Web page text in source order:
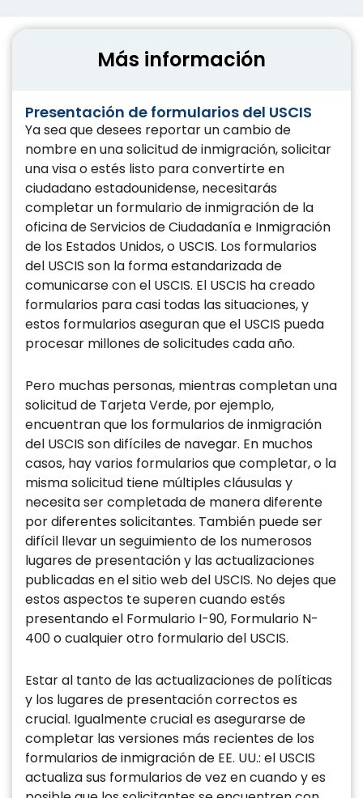
Más información
Presentación de formularios del USCIS
Ya sea que desees reportar un cambio de
nombre en una solicitud de inmigración, solicitar
una visa o estés listo para convertirte en
ciudadano estadounidense, necesitarás
completar un formulario de inmigración de la
oficina de Servicios de Ciudadanía e Inmigración
de los Estados Unidos, o USCIS. Los formularios
del USCIS son la forma estandarizada de
comunicarse con el USCIS. El USCIS ha creado
formularios para casi todas las situaciones, y
estos formularios aseguran que el USCIS pueda
procesar millones de solicitudes cada año.
Pero muchas personas, mientras completan una
solicitud de Tarjeta Verde, por ejemplo,
encuentran que los formularios de inmigración
del USCIS son difíciles de navegar. En muchos
casos, hay varios formularios que completar, o la
misma solicitud tiene múltiples cláusulas y
necesita ser completada de manera diferente
por diferentes solicitantes. También puede ser
difícil llevar un seguimiento de los numerosos
lugares de presentación y las actualizaciones
publicadas en el sitio web del USCIS. No dejes que
estos aspectos te superen cuando estés
presentando el Formulario I-90, Formulario N-
400 o cualquier otro formulario del USCIS.
Estar al tanto de las actualizaciones de políticas
y los lugares de presentación correctos es
crucial. Igualmente crucial es asegurarse de
completar las versiones más recientes de los
formularios de inmigración de EE. UU.: el USCIS
actualiza sus formularios de vez en cuando y es